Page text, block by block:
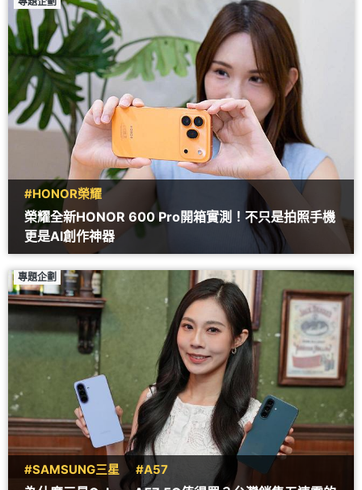
#HONOR榮耀
榮耀全新HONOR 600 Pro開箱實測！不只是拍照手機
更是AI創作神器
專題企劃
#SAMSUNG三星 #A57